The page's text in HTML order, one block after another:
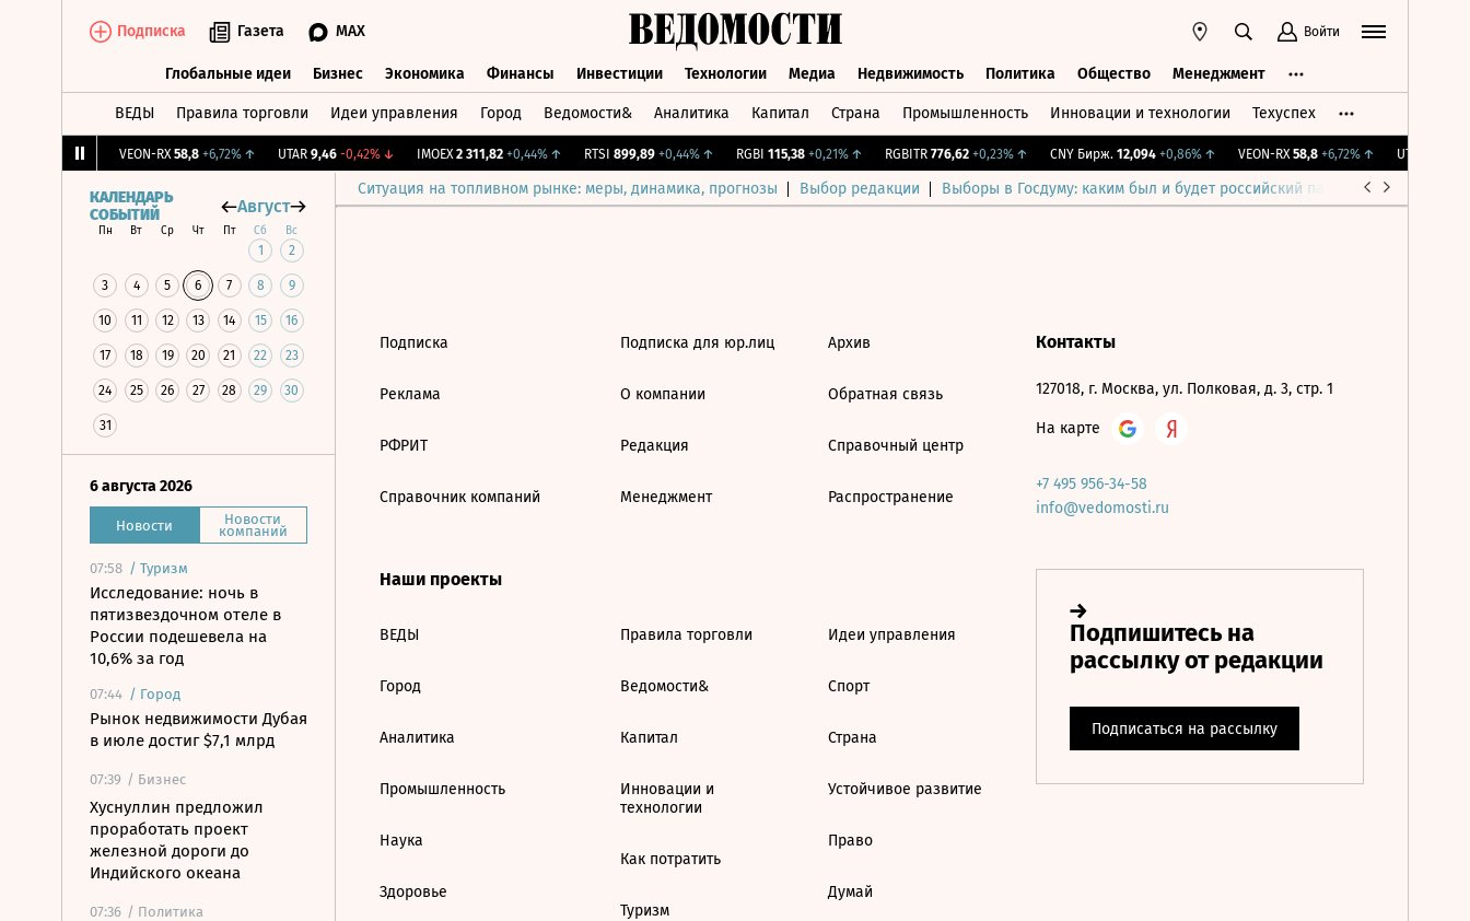
Подписка Газета MAX Войти
Глобальные идеи Бизнес Экономика Финансы Инвестиции Технологии Медиа Недвижимость Политика Общество Менеджмент
ВЕДЫ Правила торговли Идеи управления Город Ведомости& Аналитика Капитал Страна Промышленность Инновации и технологии Техуспех
VEON-RX 58,8 +6,72%↑ UTAR 9,46 -0,42%↓ IMOEX 2 311,82 +0,44%↑ RTSI 899,89 +0,44%↑ RGBI 115,38 +0,21%↑ RGBITR 776,62 +0,23%↑ CNY Бирж. 12,094 +0,86%↑ VEON-RX 58,8 +6,72%↑ UTAR
Ситуация на топливном рынке: меры, динамика, прогнозы Выбор редакции Выборы в Госдуму: каким был и будет российский парламент
КАЛЕНДАРЬ
СОБЫТИЙ
Август
Пн Вт Ср Чт Пт Сб Вс
1 2
3 4 5 6 7 8 9
10 11 12 13 14 15 16
17 18 19 20 21 22 23
24 25 26 27 28 29 30
31
6 августа 2026
Новости Новости
компаний
07:58 / Туризм
Исследование: ночь в
пятизвездочном отеле в
России подешевела на
10,6% за год
07:44 / Город
Рынок недвижимости Дубая
в июле достиг $7,1 млрд
07:39 / Бизнес
Хуснуллин предложил
проработать проект
железной дороги до
Индийского океана
07:36 / Политика
Подписка
Реклама
РФРИТ
Справочник компаний
Подписка для юр.лиц
О компании
Редакция
Менеджмент
Архив
Обратная связь
Справочный центр
Распространение
Наши проекты
ВЕДЫ
Город
Аналитика
Промышленность
Наука
Здоровье
Правила торговли
Ведомости&
Капитал
Инновации и
технологии
Как потратить
Туризм
Идеи управления
Спорт
Страна
Устойчивое развитие
Право
Думай
Контакты
127018, г. Москва, ул. Полковая, д. 3, стр. 1
На карте
+7 495 956-34-58
info@vedomosti.ru